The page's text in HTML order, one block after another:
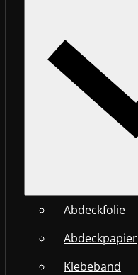
Abdeckfolie
Abdeckpapier
Klebeband